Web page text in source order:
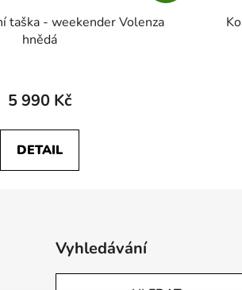
taška - weekender Volenza
hnědá
5 990 Kč
DETAIL
Vyhledávání